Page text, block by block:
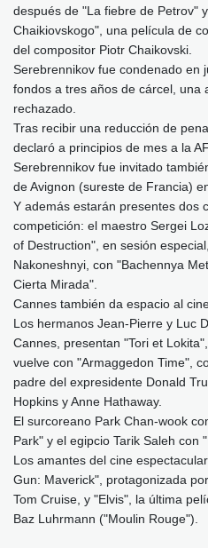
después de "La fiebre de Petrov"
Chaikiovskogo", una película de
del compositor Piotr Chaikovski.
Serebrennikov fue condenado en
fondos a tres años de cárcel, una
rechazado.
Tras recibir una reducción de
declaró a principios de mes a la
Serebrennikov fue invitado
de Avignon (sureste de Francia)
Y además estarán presentes dos
competición: el maestro Sergei
of Destruction", en sesión
Nakoneshnyi, con "Bachennya
Cierta Mirada".
Cannes también da espacio al
Los hermanos Jean-Pierre y Luc
Cannes, presentan "Tori et
vuelve con "Armaggedon Time",
padre del expresidente Donald
Hopkins y Anne Hathaway.
El surcoreano Park Chan-wook
Park" y el egipcio Tarik Saleh con
Los amantes del cine
Gun: Maverick", protagonizada
Tom Cruise, y "Elvis", la última
Baz Luhrmann ("Moulin Rouge").